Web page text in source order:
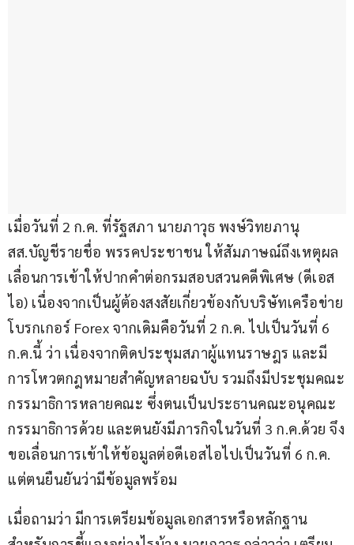
เมื่อวันที่ 2 ก.ค. ที่รัฐสภา นายภาวุธ พงษ์วิทยภานุ
สส.บัญชีรายชื่อ พรรคประชาชน ให้สัมภาษณ์ถึงเหตุผล
เลื่อนการเข้าให้ปากคำต่อกรมสอบสวนคดีพิเศษ (ดีเอส
ไอ) เนื่องจากเป็นผู้ต้องสงสัยเกี่ยวข้องกับบริษัทเครือข่าย
โบรกเกอร์ Forex จากเดิมคือวันที่ 2 ก.ค. ไปเป็นวันที่ 6
ก.ค.นี้ ว่า เนื่องจากติดประชุมสภาผู้แทนราษฎร และมี
การโหวตกฎหมายสำคัญหลายฉบับ รวมถึงมีประชุมคณะ
กรรมาธิการหลายคณะ ซึ่งตนเป็นประธานคณะอนุคณะ
กรรมาธิการด้วย และตนยังมีภารกิจในวันที่ 3 ก.ค.ด้วย จึง
ขอเลื่อนการเข้าให้ข้อมูลต่อดีเอสไอไปเป็นวันที่ 6 ก.ค.
แต่ตนยืนยันว่ามีข้อมูลพร้อม
เมื่อถามว่า มีการเตรียมข้อมูลเอกสารหรือหลักฐาน